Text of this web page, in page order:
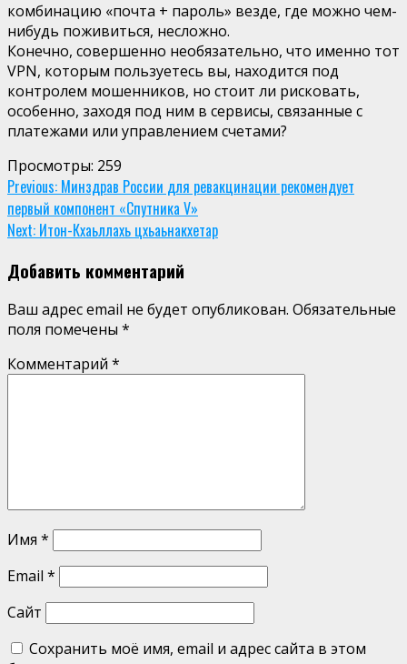
комбинацию «почта + пароль» везде, где можно чем-
нибудь поживиться, несложно.
Конечно, совершенно необязательно, что именно тот
VPN, которым пользуетесь вы, находится под
контролем мошенников, но стоит ли рисковать,
особенно, заходя под ним в сервисы, связанные с
платежами или управлением счетами?
Просмотры: 259
Continue
Reading
Previous: Минздрав России для ревакцинации рекомендует
первый компонент «Спутника V»
Next: Итон-Кхаьллахь цхьаьнакхетар
Добавить комментарий
Ваш адрес email не будет опубликован. Обязательные
поля помечены *
Комментарий *
Имя *
Email *
Сайт
Сохранить моё имя, email и адрес сайта в этом